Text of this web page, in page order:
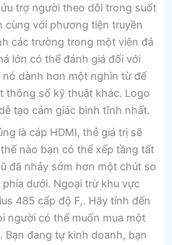
trợ người theo dõi trong suốt
cùng với phương tiện truyền
các trường trong một viên đá
lớn có thể đánh giá đối với
nó dành hơn một nghìn từ để
thông số kỹ thuật khác. Logo
tạo cảm giác bình tĩnh nhất.
là cáp HDMI, thẻ giá trị sẽ
nào bạn có thể xếp tầng tất
đã nhảy sớm hơn một chút so
dưới. Ngoại trừ khu vực
485 cấp độ F,. Hãy tính đến
người có thể muốn mua một
Bạn đang tự kinh doanh, bạn